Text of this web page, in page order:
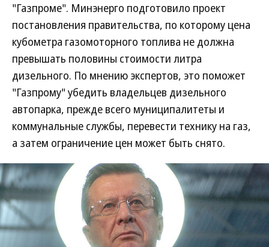
"Газпроме". Минэнерго подготовило проект
постановления правительства, по которому цена
кубометра газомоторного топлива не должна
превышать половины стоимости литра
дизельного. По мнению экспертов, это поможет
"Газпрому" убедить владельцев дизельного
автопарка, прежде всего муниципалитеты и
коммунальные службы, перевести технику на газ,
а затем ограничение цен может быть снято.